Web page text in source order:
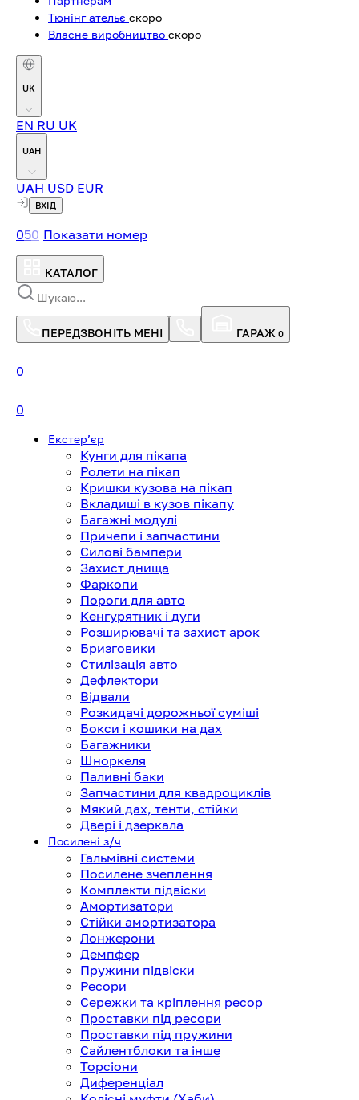
Тюнінг ательє скоро
Власне виробництво скоро
UK
EN RU UK
UAH
UAH USD EUR
ВХІД
050 Показати номер
КАТАЛОГ
ПЕРЕДЗВОНІТЬ МЕНІ ГАРАЖ 0
0
0
Екстерʼєр
Кунги для пікапа
Ролети на пікап
Кришки кузова на пікап
Вкладиші в кузов пікапу
Багажні модулі
Причепи і запчастини
Силові бампери
Захист днища
Фаркопи
Пороги для авто
Кенгурятник і дуги
Розширювачі та захист арок
Бризговики
Стилізація авто
Дефлектори
Відвали
Розкидачі дорожньої суміші
Бокси і кошики на дах
Багажники
Шноркеля
Паливні баки
Запчастини для квадроциклів
Мякий дах, тенти, стійки
Двері і дзеркала
Посилені з/ч
Гальмівні системи
Посилене зчеплення
Комплекти підвіски
Амортизатори
Стійки амортизатора
Лонжерони
Демпфер
Пружини підвіски
Ресори
Сережки та кріплення ресор
Проставки під ресори
Проставки під пружини
Сайлентблоки та інше
Торсіони
Диференціал